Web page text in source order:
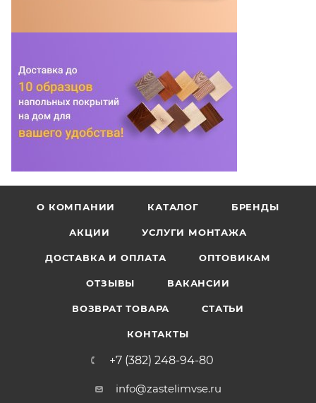
О КОМПАНИИ КАТАЛОГ БРЕНДЫ
АКЦИИ УСЛУГИ МОНТАЖА
ДОСТАВКА И ОПЛАТА ОПТОВИКАМ
ОТЗЫВЫ ВАКАНСИИ
ВОЗВРАТ ТОВАРА СТАТЬИ
КОНТАКТЫ
+7 (382) 248-94-80
info@zastelimvse.ru